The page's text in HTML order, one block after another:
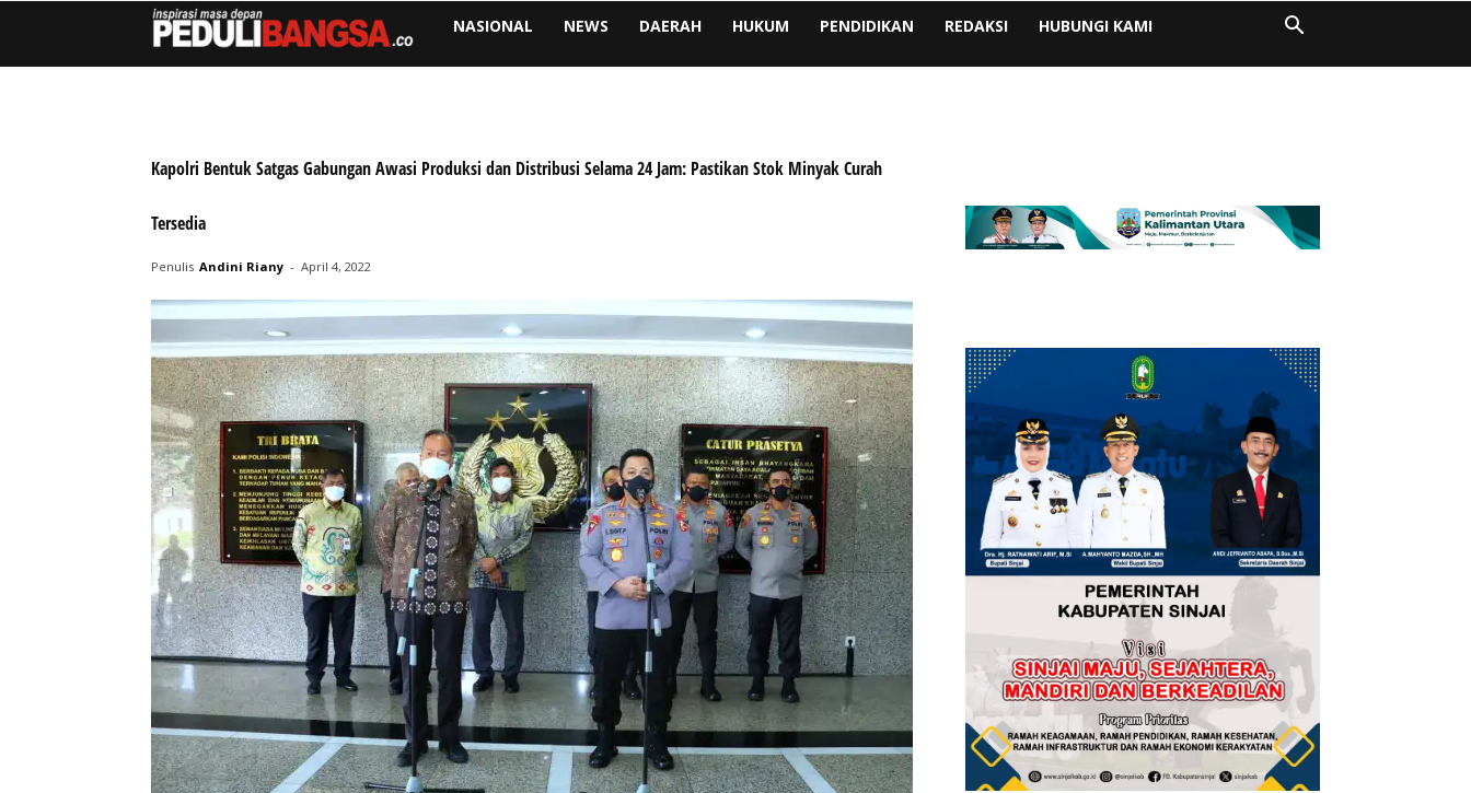
NASIONAL NEWS DAERAH HUKUM PENDIDIKAN REDAKSI HUBUNGI KAMI
Kapolri Bentuk Satgas Gabungan Awasi Produksi dan Distribusi Selama 24 Jam: Pastikan Stok Minyak Curah
Tersedia
Penulis Andini Riany - April 4, 2022